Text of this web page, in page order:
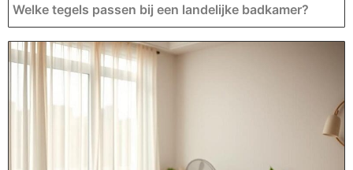
Welke tegels passen bij een landelijke badkamer?